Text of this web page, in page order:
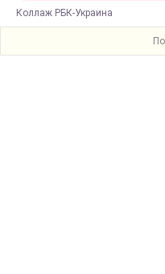
Коллаж РБК-Украина